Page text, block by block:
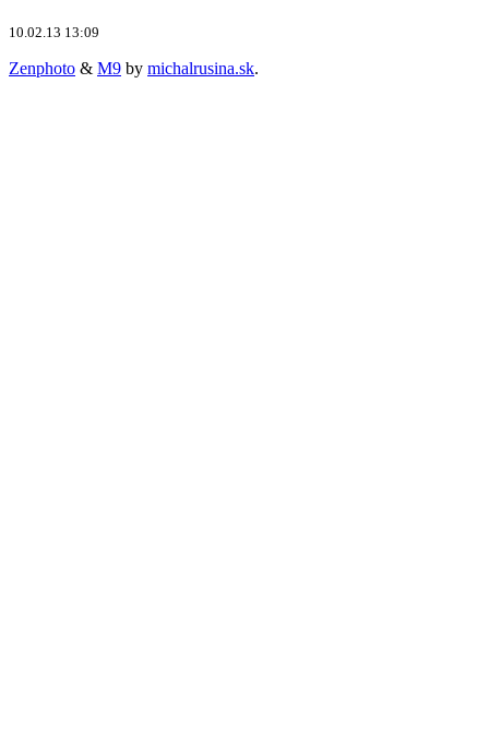
10.02.13 13:09
Zenphoto & M9 by michalrusina.sk.